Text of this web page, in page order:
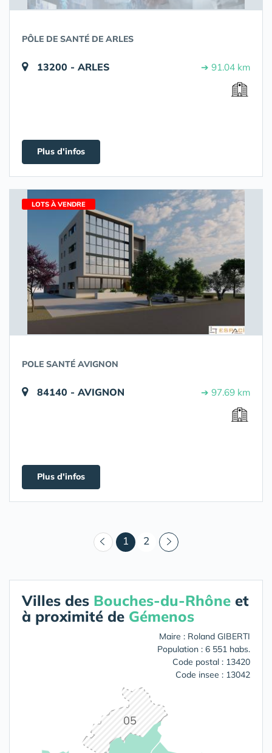
PÔLE DE SANTÉ DE ARLES
13200 - ARLES ➔ 91.04 km
Plus d'infos
LOTS À VENDRE
POLE SANTÉ AVIGNON
84140 - AVIGNON ➔ 97.69 km
Plus d'infos
1 (courant)
2
Villes des Bouches-du-Rhône et
à proximité de Gémenos
Maire : Roland GIBERTI
Population : 6 551 habs.
Code postal : 13420
Code insee : 13042
05